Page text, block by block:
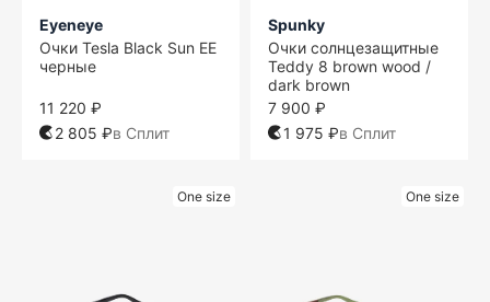
Eyeneye
Очки Tesla Black Sun EE
черные
11 220 ₽
2 805 ₽в Сплит
Spunky
Очки солнцезащитные
Teddy 8 brown wood /
dark brown
7 900 ₽
1 975 ₽в Сплит
One size One size